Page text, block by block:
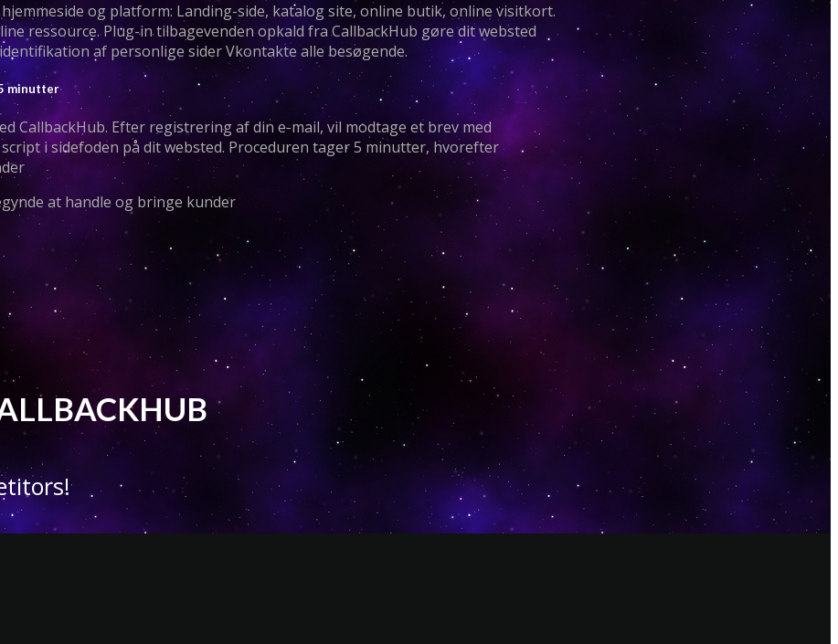
og platform: Landing-side, katalog site, online butik, online visitkort.
ressource. Plug-in tilbagevenden opkald fra CallbackHub gøre dit websted
af personlige sider Vkontakte alle besøgende.
minutter
CallbackHub. Efter registrering af din e-mail, vil modtage et brev med
i sidefoden på dit websted. Proceduren tager 5 minutter, hvorefter
at handle og bringe kunder